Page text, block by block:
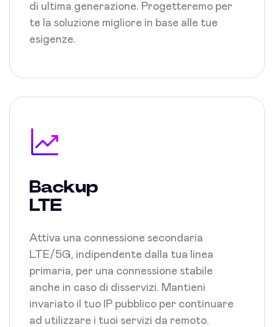
di ultima generazione. Progetteremo per
te la soluzione migliore in base alle tue
esigenze.
Backup
LTE
Attiva una connessione secondaria
LTE/5G, indipendente dalla tua linea
primaria, per una connessione stabile
anche in caso di disservizi. Mantieni
invariato il tuo IP pubblico per continuare
ad utilizzare i tuoi servizi da remoto.